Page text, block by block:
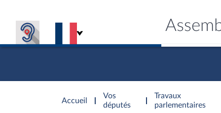
Accueil
d'accueil
Vos
députés
Travaux
parlementaires